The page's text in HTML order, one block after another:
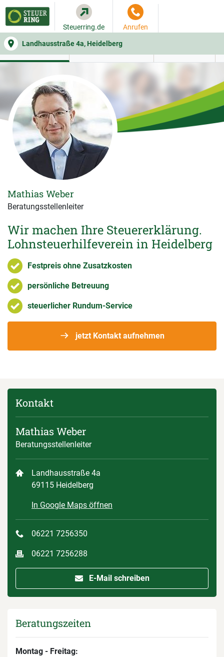
Landhausstraße 4a, Heidelberg
Steuerring.de Anrufen
WER SIE BERÄT BEITRAGSRECHNER
Wir machen Ihre Steuererklärung.
Lohnsteuerhilfeverein in Heidelberg
Festpreis ohne Zusatzkosten
persönliche Betreuung
steuerlicher Rundum-Service
jetzt Kontakt aufnehmen
Mathias Weber
Beratungsstellenleiter
Kontakt
Mathias Weber
Beratungsstellenleiter
Landhausstraße 4a
69115 Heidelberg
In Google Maps öffnen
06221 7256350
06221 7256288
E-Mail schreiben
Beratungszeiten
Montag - Freitag: